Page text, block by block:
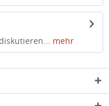
mehr